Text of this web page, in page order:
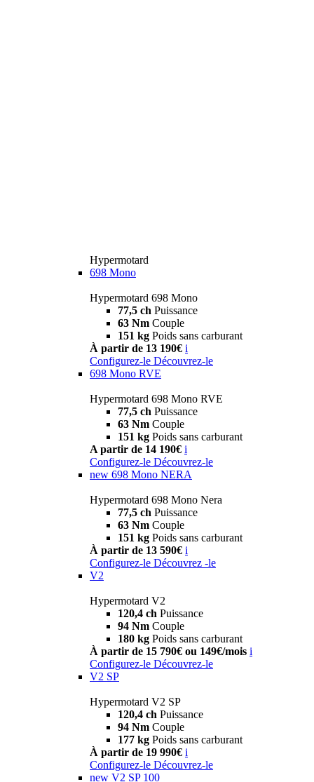
Hypermotard
698 Mono
Hypermotard 698 Mono
77,5 ch Puissance
63 Nm Couple
151 kg Poids sans carburant
À partir de 13 190€ i
Configurez-le Découvrez-le
698 Mono RVE
Hypermotard 698 Mono RVE
77,5 ch Puissance
63 Nm Couple
151 kg Poids sans carburant
A partir de 14 190€ i
Configurez-le Découvrez-le
new 698 Mono NERA
Hypermotard 698 Mono Nera
77,5 ch Puissance
63 Nm Couple
151 kg Poids sans carburant
À partir de 13 590€ i
Configurez-le Découvrez -le
V2
Hypermotard V2
120,4 ch Puissance
94 Nm Couple
180 kg Poids sans carburant
À partir de 15 790€ ou 149€/mois i
Configurez-le Découvrez-le
V2 SP
Hypermotard V2 SP
120,4 ch Puissance
94 Nm Couple
177 kg Poids sans carburant
À partir de 19 990€ i
Configurez-le Découvrez-le
new V2 SP 100